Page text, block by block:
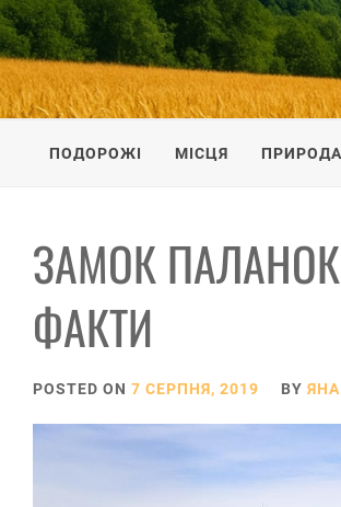
ПОДОРОЖI ПО УКРАЇНІ
ПОДОРОЖІ МІСЦЯ ПРИРОДА
ЗАМОК ПАЛАНОК
ФАКТИ
POSTED ON 7 СЕРПНЯ, 2019 BY